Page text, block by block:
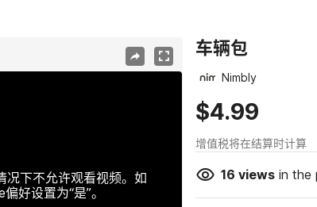
况下不允许观看视频。如
好设置为“是”。
车辆包
Nimbly
$4.99
增值税将在结算时计算
16 viewsin the